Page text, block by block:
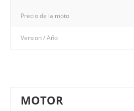
Precio de la moto
Version / Año
MOTOR